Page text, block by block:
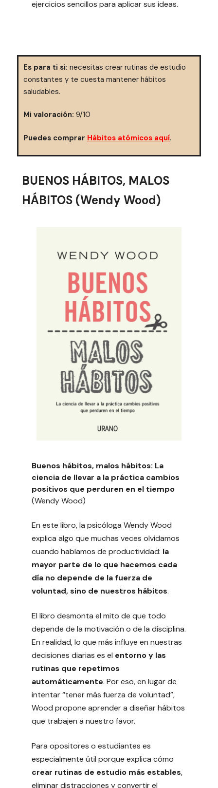
ejercicios sencillos para aplicar sus ideas.
Es para ti si: necesitas crear rutinas de estudio
constantes y te cuesta mantener hábitos
saludables.
Mi valoración: 9/10
Puedes comprar Hábitos atómicos aquí.
BUENOS HÁBITOS, MALOS
HÁBITOS (Wendy Wood)
Buenos hábitos, malos hábitos: La
ciencia de llevar a la práctica cambios
positivos que perduren en el tiempo
(Wendy Wood)
En este libro, la psicóloga Wendy Wood
explica algo que muchas veces olvidamos
cuando hablamos de productividad: la
mayor parte de lo que hacemos cada
día no depende de la fuerza de
voluntad, sino de nuestros hábitos.
El libro desmonta el mito de que todo
depende de la motivación o de la disciplina.
En realidad, lo que más influye en nuestras
decisiones diarias es el entorno y las
rutinas que repetimos
automáticamente. Por eso, en lugar de
intentar “tener más fuerza de voluntad”,
Wood propone aprender a diseñar hábitos
que trabajen a nuestro favor.
Para opositores o estudiantes es
especialmente útil porque explica cómo
crear rutinas de estudio más estables,
eliminar distracciones y convertir el